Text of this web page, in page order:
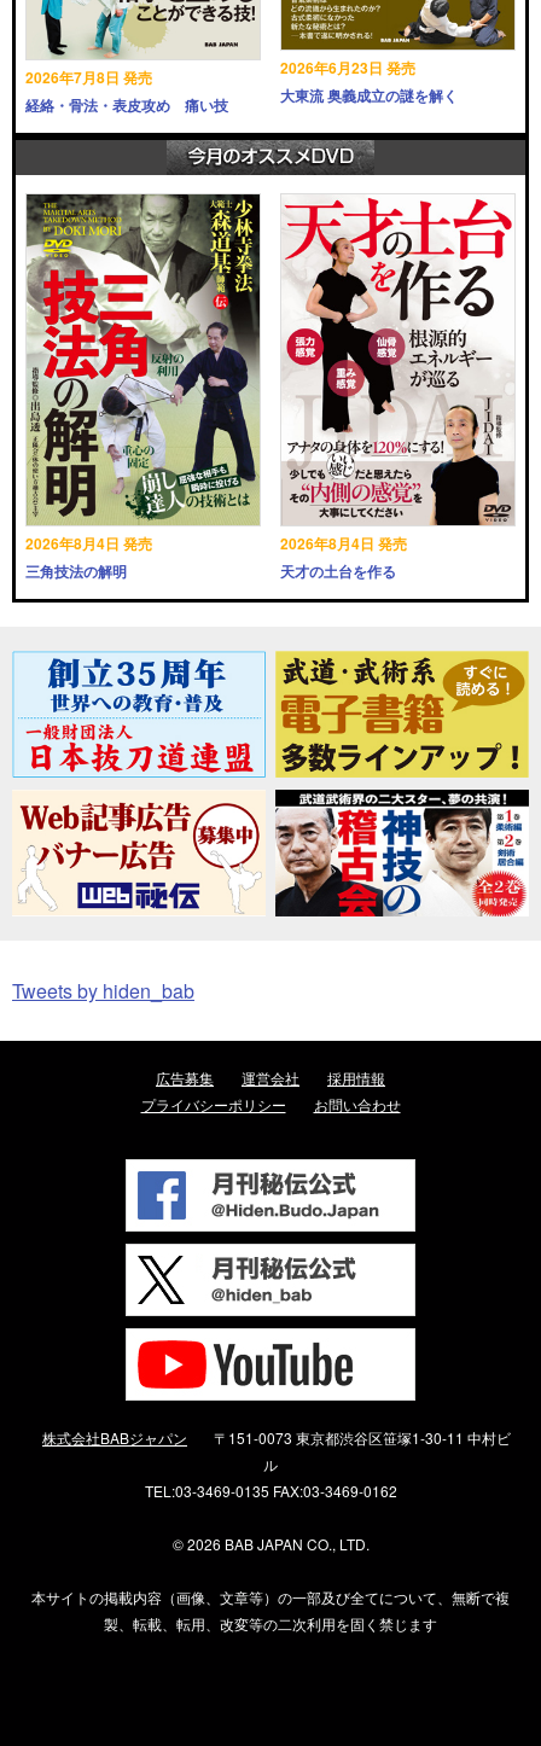
2026年7月8日 発売
経絡・骨法・表皮攻め 痛い技
2026年6月23日 発売
大東流 奥義成立の謎を解く
2026年8月4日 発売
三角技法の解明
2026年8月4日 発売
天才の土台を作る
Tweets by hiden_bab
広告募集 運営会社
採用情報
プライバシーポリシー
お問い合わせ
株式会社BABジャパン
〒151-0073 東京都渋谷区笹塚1-30-11 中村ビ
ル
TEL:03-3469-0135 FAX:03-3469-0162
©2026 BAB JAPAN CO., LTD.
本サイトの掲載内容（画像、文章等）の一部及び全てについて、無断で複
製、転載、転用、改変等の二次利用を固く禁じます